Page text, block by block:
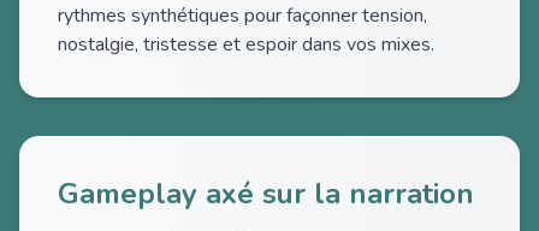
rythmes synthétiques pour façonner tension,
nostalgie, tristesse et espoir dans vos mixes.
Gameplay axé sur la narration